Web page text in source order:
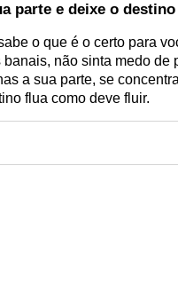
parte e deixe o
o que é o certo para
não sinta medo de
a sua parte, se
flua como deve fluir.